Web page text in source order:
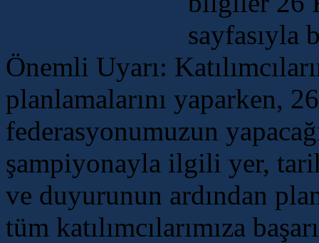
sayfasıyla
Önemli Uyarı:
planlamalarını yaparken,
federasyonumuzun
şampiyonayla ilgili yer,
ve duyurunun ardından
tüm katılımcılarımıza